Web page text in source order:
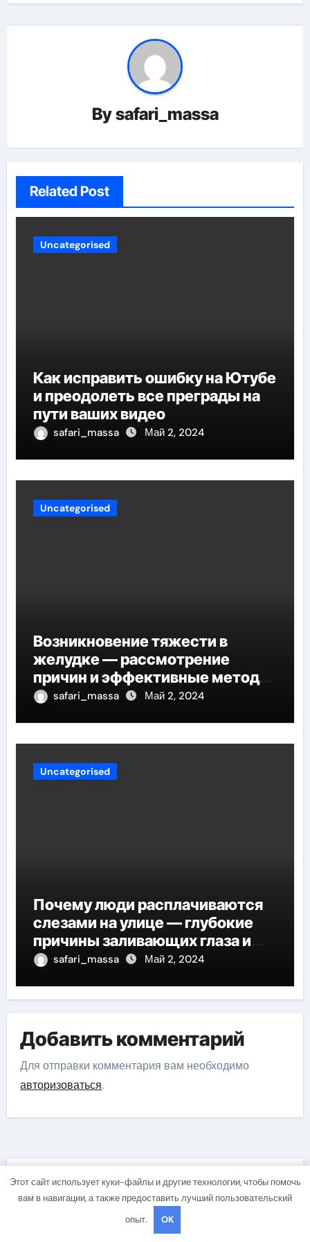
Bysafari_massa
Related Post
Uncategorised
Как исправить ошибку на Ютубе
и преодолеть все преграды на
пути ваших видео
safari_massa Май 2, 2024
Uncategorised
Возникновение тяжести в
желудке — рассмотрение
причин и эффективные методы
снятия дискомфорта
safari_massa Май 2, 2024
Uncategorised
Почему люди расплачиваются
слезами на улице — глубокие
причины заливающих глаза и
эффективные советы по
safari_massa Май 2, 2024
Добавить комментарий
Для отправки комментария вам необходимо
авторизоваться.
Вы пропустили
Этот сайт использует куки-файлы и другие технологии, чтобы помочь
вам в навигации, а также предоставить лучший пользовательский
опыт.
OK